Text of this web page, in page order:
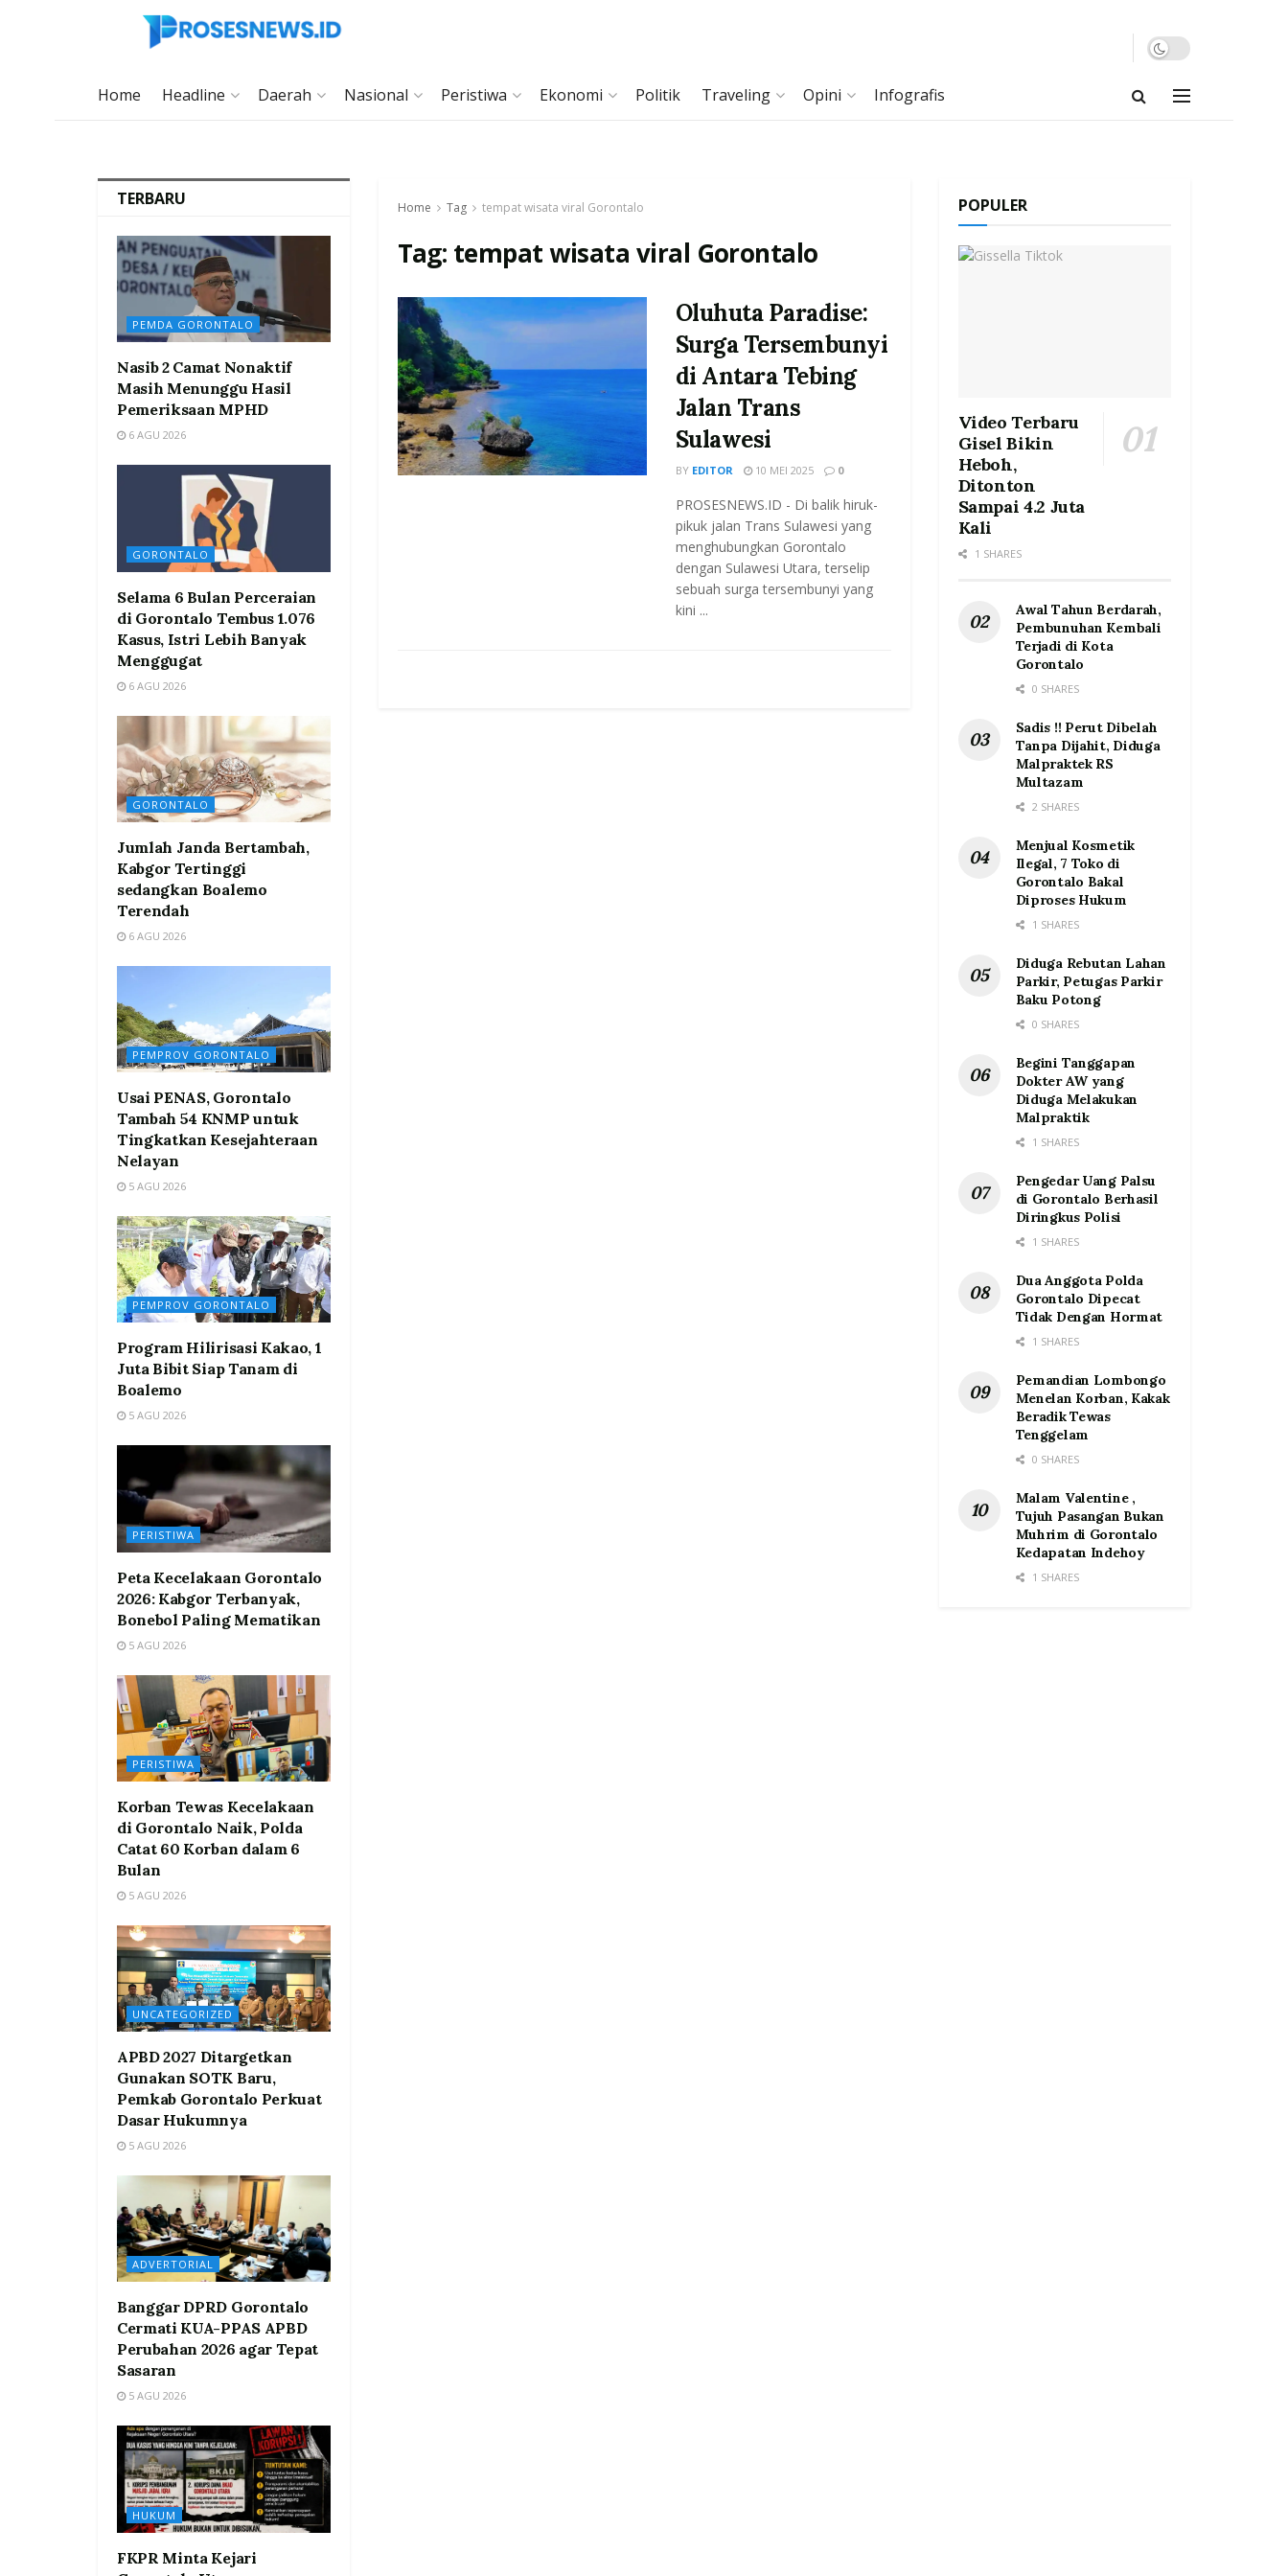
Home Headline Daerah Nasional Peristiwa Ekonomi Politik Traveling Opini Infografis
Home Tag tempat wisata viral Gorontalo
Tag: tempat wisata viral Gorontalo
Oluhuta Paradise:
Surga Tersembunyi
di Antara Tebing
Jalan Trans
Sulawesi
BY EDITOR 10 MEI 2025 0
PROSESNEWS.ID - Di balik hiruk-
pikuk jalan Trans Sulawesi yang
menghubungkan Gorontalo
dengan Sulawesi Utara, terselip
sebuah surga tersembunyi yang
kini ...
TERBARU
PEMDA GORONTALO
Nasib 2 Camat Nonaktif
Masih Menunggu Hasil
Pemeriksaan MPHD
6 AGU 2026
GORONTALO
Selama 6 Bulan Perceraian
di Gorontalo Tembus 1.076
Kasus, Istri Lebih Banyak
Menggugat
6 AGU 2026
GORONTALO
Jumlah Janda Bertambah,
Kabgor Tertinggi
sedangkan Boalemo
Terendah
6 AGU 2026
PEMPROV GORONTALO
Usai PENAS, Gorontalo
Tambah 54 KNMP untuk
Tingkatkan Kesejahteraan
Nelayan
5 AGU 2026
PEMPROV GORONTALO
Program Hilirisasi Kakao, 1
Juta Bibit Siap Tanam di
Boalemo
5 AGU 2026
PERISTIWA
Peta Kecelakaan Gorontalo
2026: Kabgor Terbanyak,
Bonebol Paling Mematikan
5 AGU 2026
PERISTIWA
Korban Tewas Kecelakaan
di Gorontalo Naik, Polda
Catat 60 Korban dalam 6
Bulan
5 AGU 2026
UNCATEGORIZED
APBD 2027 Ditargetkan
Gunakan SOTK Baru,
Pemkab Gorontalo Perkuat
Dasar Hukumnya
5 AGU 2026
ADVERTORIAL
Banggar DPRD Gorontalo
Cermati KUA-PPAS APBD
Perubahan 2026 agar Tepat
Sasaran
5 AGU 2026
HUKUM
FKPR Minta Kejari
POPULER
Video Terbaru
Gisel Bikin
Heboh,
Ditonton
Sampai 4.2 Juta
Kali
1 SHARES
Awal Tahun Berdarah,
Pembunuhan Kembali
Terjadi di Kota
Gorontalo
0 SHARES
Sadis !! Perut Dibelah
Tanpa Dijahit, Diduga
Malpraktek RS
Multazam
2 SHARES
Menjual Kosmetik
Ilegal, 7 Toko di
Gorontalo Bakal
Diproses Hukum
1 SHARES
Diduga Rebutan Lahan
Parkir, Petugas Parkir
Baku Potong
0 SHARES
Begini Tanggapan
Dokter AW yang
Diduga Melakukan
Malpraktik
1 SHARES
Pengedar Uang Palsu
di Gorontalo Berhasil
Diringkus Polisi
1 SHARES
Dua Anggota Polda
Gorontalo Dipecat
Tidak Dengan Hormat
1 SHARES
Pemandian Lombongo
Menelan Korban, Kakak
Beradik Tewas
Tenggelam
0 SHARES
Malam Valentine ,
Tujuh Pasangan Bukan
Muhrim di Gorontalo
Kedapatan Indehoy
1 SHARES